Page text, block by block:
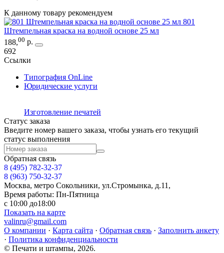
К данному товару рекомендуем
801
Штемпельная краска на водной основе 25 мл
188,00 р.
692
Ссылки
Типография OnLine
Юридические услуги
Изготовление печатей
Статус заказа
Введите номер вашего заказа, чтобы узнать его текущий
статус выполнения
Обратная связь
8 (495) 782-32-37
8 (963) 750-32-37
Москва, метро Сокольники, ул.Стромынка, д.11,
Время работы: Пн-Пятница
с 10:00 до18:00
Показать на карте
valinru@gmail.com
О компании · Карта сайта · Обратная связь · Заполнить анкету
· Политика конфиденциальности
© Печати и штампы, 2026.